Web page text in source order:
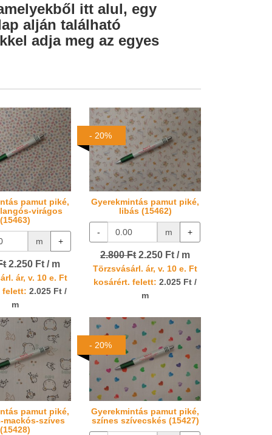
itt alul, egy
alján található
adja meg az egyes
pamut piké,
virágos
(15463)
m +
2.250 Ft / m
ár, v. 10 e. Ft
felett: 2.025 Ft /
m
Gyerekmintás pamut piké,
libás (15462)
- m +
2.800 Ft 2.250 Ft / m
Törzsvásárl. ár, v. 10 e. Ft
kosárért. felett: 2.025 Ft /
m
- 20%
pamut piké,
mackós-szíves
(15428)
Gyerekmintás pamut piké,
színes szívecskés (15427)
- 20%